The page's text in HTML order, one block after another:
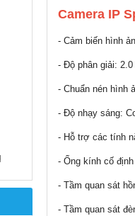
Camera IP
- Cảm biến hình
- Độ phân giải: 2.0
- Chuẩn nén hình
- Độ nhạy sáng:
- Hỗ trợ các tính
- Ống kính cố
- Tầm quan sát
- Tầm quan sát